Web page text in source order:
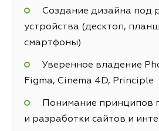
Создание дизайна под
устройства (десктоп,
смартфоны)
Уверенное владение
Figma, Cinema 4D, Principle
Понимание принципов
и разработки сайтов и